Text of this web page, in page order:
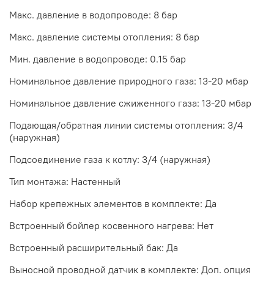
Макс. давление в водопроводе: 8 бар
Макс. давление системы отопления: 8 бар
Мин. давление в водопроводе: 0.15 бар
Номинальное давление природного газа: 13-20 мбар
Номинальное давление сжиженного газа: 13-20 мбар
Подающая/обратная линии системы отопления: 3/4
(наружная)
Подсоединение газа к котлу: 3/4 (наружная)
Тип монтажа: Настенный
Набор крепежных элементов в комплекте: Да
Встроенный бойлер косвенного нагрева: Нет
Встроенный расширительный бак: Да
Выносной проводной датчик в комплекте: Доп. опция